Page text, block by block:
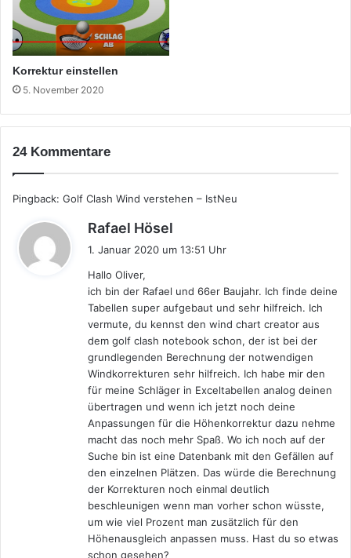
Korrektur einstellen
5. November 2020
24 Kommentare
Pingback: Golf Clash Wind verstehen – IstNeu
Rafael Hösel
1. Januar 2020 um 13:51 Uhr
Hallo Oliver,
ich bin der Rafael und 66er Baujahr. Ich finde deine
Tabellen super aufgebaut und sehr hilfreich. Ich
vermute, du kennst den wind chart creator aus
dem golf clash notebook schon, der ist bei der
grundlegenden Berechnung der notwendigen
Windkorrekturen sehr hilfreich. Ich habe mir den
für meine Schläger in Exceltabellen analog deinen
übertragen und wenn ich jetzt noch deine
Anpassungen für die Höhenkorrektur dazu nehme
macht das noch mehr Spaß. Wo ich noch auf der
Suche bin ist eine Datenbank mit den Gefällen auf
den einzelnen Plätzen. Das würde die Berechnung
der Korrekturen noch einmal deutlich
beschleunigen wenn man vorher schon wüsste,
um wie viel Prozent man zusätzlich für den
Höhenausgleich anpassen muss. Hast du so etwas
schon gesehen?